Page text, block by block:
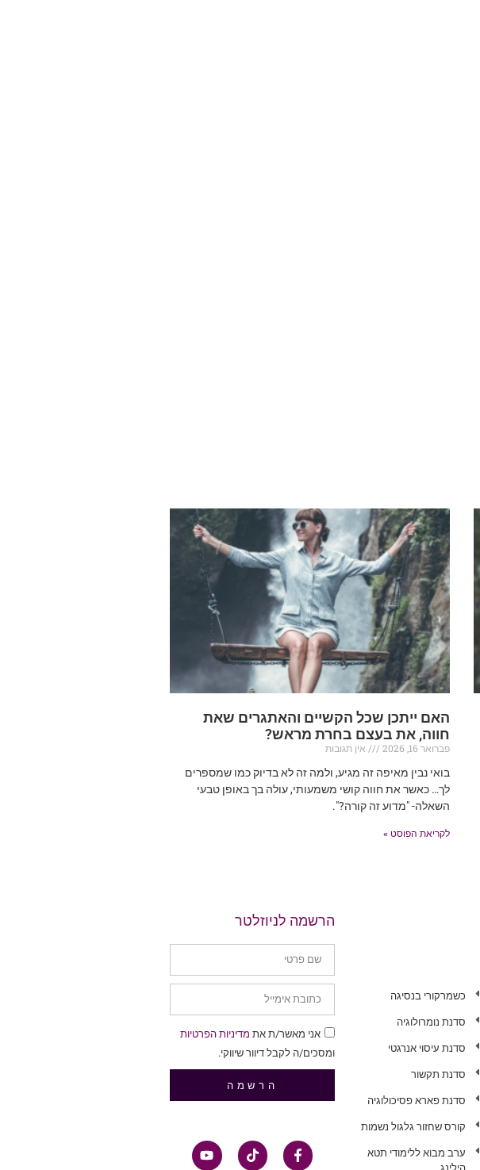
האם ייתכן שכל הקשיים והאתגרים שאת
חווה, את בעצם בחרת מראש?
פברואר 16, 2026
אין תגובות
בואי נבין מאיפה זה מגיע, ולמה זה לא בדיוק כמו שמספרים
לך… כאשר את חווה קושי משמעותי, עולה בך באופן טבעי
השאלה- "מדוע זה קורה?".
לקריאת הפוסט »
כשמרקורי בנסיגה
סדנת נומרולוגיה
סדנת עיסוי אנרגטי
סדנת תקשור
סדנת פארא פסיכולוגיה
קורס שחזור גלגול נשמות
ערב מבוא ללימודי תטא
הרשמה לניוזלטר
אני מאשר/ת את מדיניות הפרטיות
ומסכים/ה לקבל דיוור שיווקי.
הרשמה